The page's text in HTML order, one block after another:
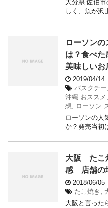
大分県 佐伯
しく、魚が沢
ローソン
は？食べた
美味しい
2019/04/14
バスクチ
沖縄 おススメ ,
想, ローソン
ローソンの人
か？発売当初
大阪 たこ
感 店舗の
2018/06/05
たこ焼き ,
大阪と言った